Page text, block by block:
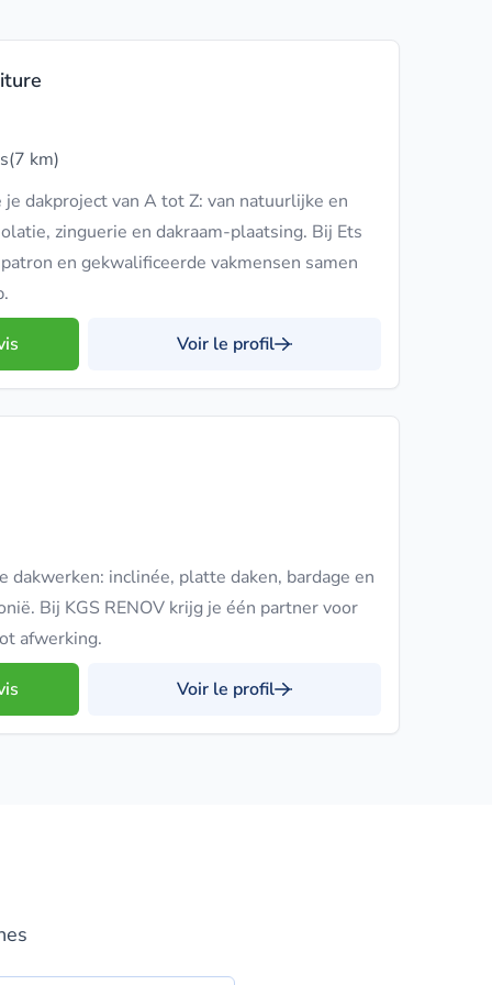
(7 km)
dakproject van A tot Z: van natuurlijke en
zinguerie en dakraam-plaatsing. Bij Ets
en gekwalificeerde vakmensen samen
Voir le profil
dakwerken: inclinée, platte daken, bardage en
Bij KGS RENOV krijg je één partner voor
afwerking.
Voir le profil